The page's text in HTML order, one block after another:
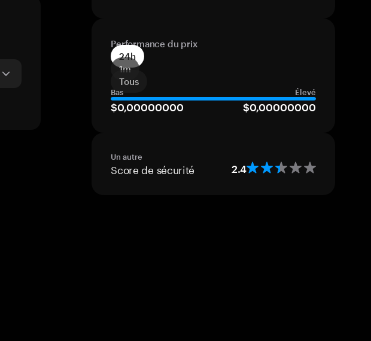
Performance du prix
24h
1m
Tous
Bas Élevé
$0,00000000 $0,00000000
Un autre
Score de sécurité 2.4